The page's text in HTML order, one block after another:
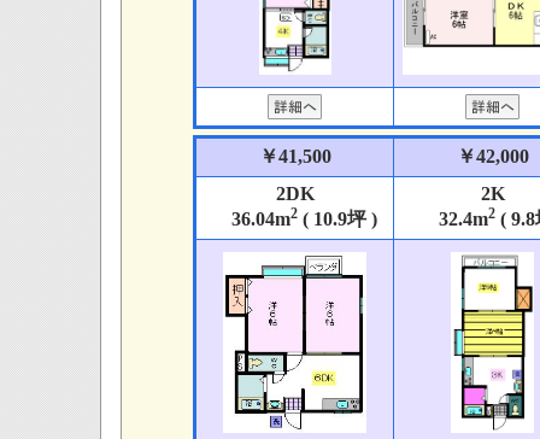
￥41,500
￥42,000
2DK
36.04m2 ( 10.9坪 )
2K
32.4m2 ( 9.8